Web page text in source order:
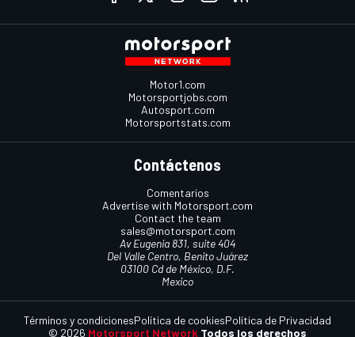
Motor1.com
Motorsportjobs.com
Autosport.com
Motorsportstats.com
Contáctenos
Comentarios
Advertise with Motorsport.com
Contact the team
sales@motorsport.com
Av Eugenia 831, suite 404
Del Valle Centro, Benito Juárez
03100 Cd de México, D.F.
Mexico
© 2026 Motorsport Network Todos los derechos
Términos y condicionesPolítica de cookiesPolítica de Privacidad